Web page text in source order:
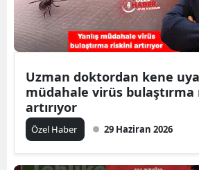
Uzman doktordan kene
müdahale virüs
artırıyor
Özel Haber 29 Haziran 2026